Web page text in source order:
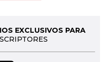
EXCLUSIVOS PARA